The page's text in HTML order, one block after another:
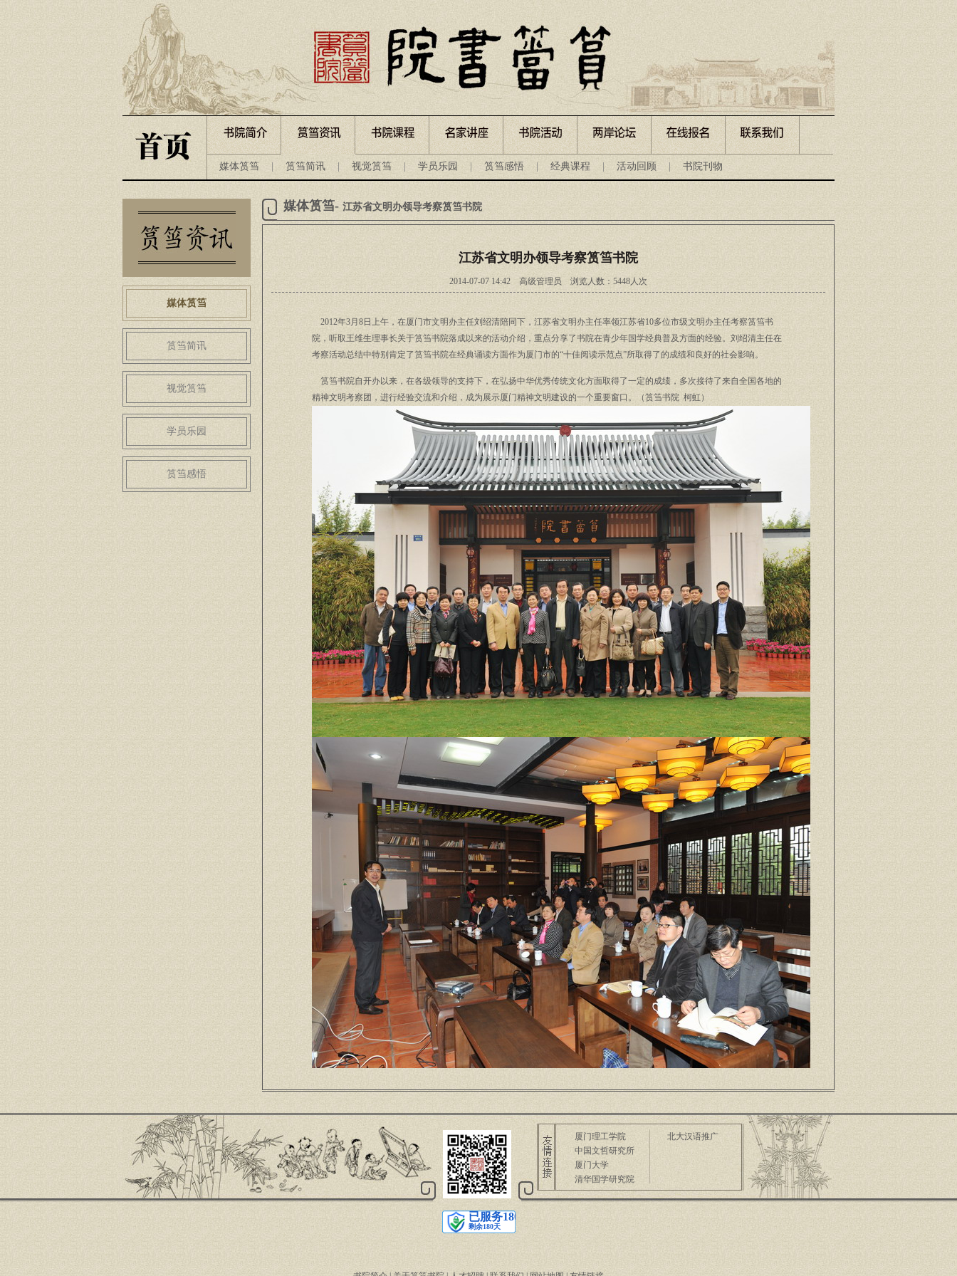
媒体筼筜 筼筜简讯 视觉筼筜 学员乐园 筼筜感悟 经典课程 活动回顾 书院刊物
媒体筼筜
筼筜简讯
视觉筼筜
学员乐园
筼筜感悟
媒体筼筜- 江苏省文明办领导考察筼筜书院
江苏省文明办领导考察筼筜书院
2014-07-07 14:42 高级管理员 浏览人数： 5448人次
2012年3月 8日上午，在厦门市文明办主任刘绍清陪同下，江苏省文明办主任率领江苏省10多位市级文明办主任考察筼筜书
院，听取王维生理事长关于筼筜书院落成以来的活动介绍，重点分享了书院在青少年国学经典普及方面的经验。刘绍清主任在
考察活动总结中特别肯定了筼筜书院在经典诵读方面作为厦门市的“十佳阅读示范点”所取得了的成绩和良好的社会影响。
筼筜书院自开办以来，在各级领导的支持下，在弘扬中华优秀传统文化方面取得了一定的成绩，多次接待了来自全国各地的
精神文明考察团，进行经验交流和介绍，成为展示厦门精神文明建设的一个重要窗口。（筼筜书院 柯虹）
厦门理工学院
中国文哲研究所
厦门大学
清华国学研究院
北大汉语推广